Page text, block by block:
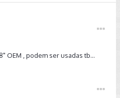
OEM , podem ser usadas tb...